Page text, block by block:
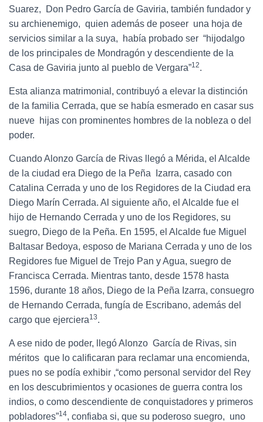
Suarez, Don Pedro García de Gaviria, también fundador y
su archienemigo, quien además de poseer una hoja de
servicios similar a la suya, había probado ser “hijodalgo
de los principales de Mondragón y descendiente de la
Casa de Gaviria junto al pueblo de Vergara”12.
Esta alianza matrimonial, contribuyó a elevar la distinción
de la familia Cerrada, que se había esmerado en casar sus
nueve hijas con prominentes hombres de la nobleza o del
poder.
Cuando Alonzo García de Rivas llegó a Mérida, el Alcalde
de la ciudad era Diego de la Peña Izarra, casado con
Catalina Cerrada y uno de los Regidores de la Ciudad era
Diego Marín Cerrada. Al siguiente año, el Alcalde fue el
hijo de Hernando Cerrada y uno de los Regidores, su
suegro, Diego de la Peña. En 1595, el Alcalde fue Miguel
Baltasar Bedoya, esposo de Mariana Cerrada y uno de los
Regidores fue Miguel de Trejo Pan y Agua, suegro de
Francisca Cerrada. Mientras tanto, desde 1578 hasta
1596, durante 18 años, Diego de la Peña Izarra, consuegro
de Hernando Cerrada, fungía de Escribano, además del
cargo que ejerciera13.
A ese nido de poder, llegó Alonzo García de Rivas, sin
méritos que lo calificaran para reclamar una encomienda,
pues no se podía exhibir ,“como personal servidor del Rey
en los descubrimientos y ocasiones de guerra contra los
indios, o como descendiente de conquistadores y primeros
pobladores”14, confiaba si, que su poderoso suegro, uno